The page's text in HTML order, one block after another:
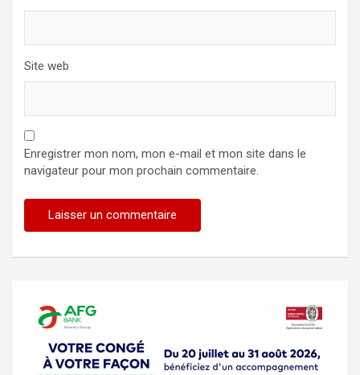
Site web
Enregistrer mon nom, mon e-mail et mon site dans le
navigateur pour mon prochain commentaire.